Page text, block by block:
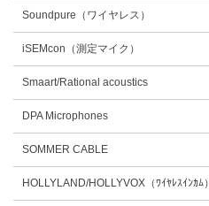
Soundpure（ワイヤレス）
iSEMcon（測定マイク）
Smaart/Rational acoustics
DPA Microphones
SOMMER CABLE
HOLLYLAND/HOLLYVOX（ﾜｲﾔﾚｽｲﾝｶﾑ）